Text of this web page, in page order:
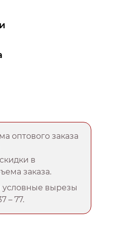
оптового заказа
в
заказа.
вырезы
– 77.